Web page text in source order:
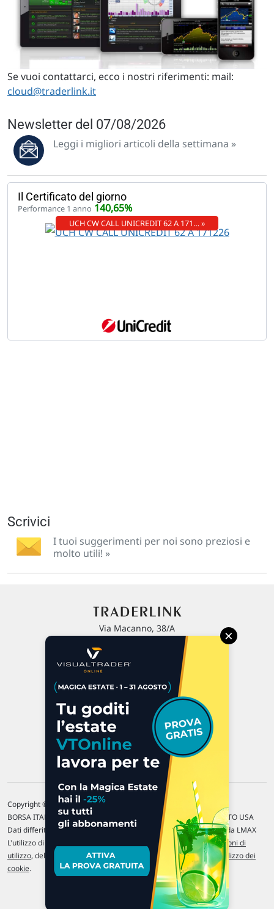
Se vuoi contattarci, ecco i nostri riferimenti: mail:
cloud@traderlink.it
Newsletter del 07/08/2026
Leggi i migliori articoli della settimana »
Il Certificato del giorno
Performance 1 anno 140,65%
UCH CW CALL UNICREDIT 62 A 171… »
Scrivici
I tuoi suggerimenti per noi sono preziosi e
molto utili! »
Via Macanno, 38/A
P.IVA 02 452 460 401
Chi siamo
Commenti e segnalazioni
Contattaci
Copyright © 1996-2026 Traderlink Italia s.r.l.
BORSA ITALIANA Quotazioni di borsa differite di 15 min. / MERCATO USA
Dati differiti di 15 min. (fonte Intrinio) / FOREX Quotazioni fornite da LMAX
L'utilizzo di questo sito implica l'accettazione delle nostre Condizioni di
utilizzo, del Disclaimer MAR, delle Politiche sulla privacye dell' Utilizzo dei
cookie.
×